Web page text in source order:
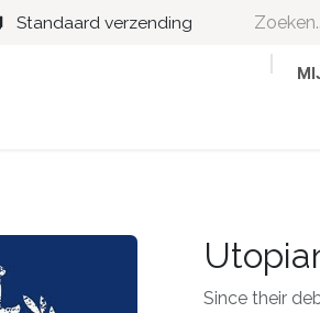
Standaard verzending
Since their